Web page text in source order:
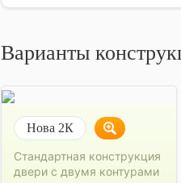
Варианты
Нова 2К
Стандартная конструкция
двери с двумя контурами